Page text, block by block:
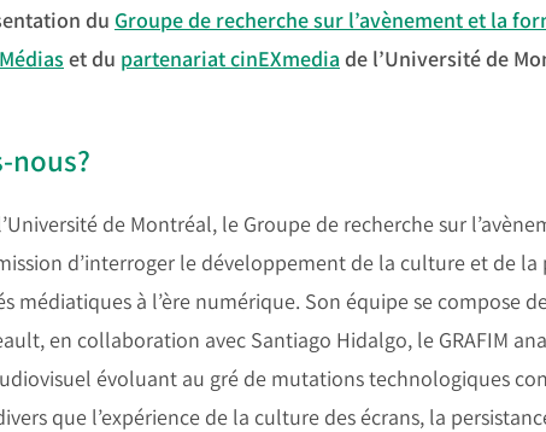
du Groupe de recherche sur l’avènement et la
et du partenariat cinEXmedia de l’Université de
nous?
de Montréal, le Groupe de recherche sur
d’interroger le développement de la culture et de
médiatiques à l’ère numérique. Son équipe se compose
en collaboration avec Santiago Hidalgo, le GRAFIM
évoluant au gré de mutations technologiques
que l’expérience de la culture des écrans, la